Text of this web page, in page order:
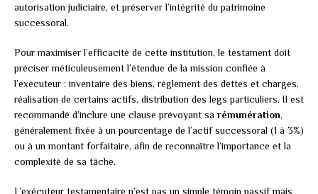
autorisation judiciaire, et préserver l’intégrité du patrimoine
successoral.
Pour maximiser l’efficacité de cette institution, le testament doit
préciser méticuleusement l’étendue de la mission confiée à
l’exécuteur : inventaire des biens, règlement des dettes et charges,
réalisation de certains actifs, distribution des legs particuliers. Il est
recommandé d’inclure une clause prévoyant sa rémunération,
généralement fixée à un pourcentage de l’actif successoral (1 à 3%)
ou à un montant forfaitaire, afin de reconnaître l’importance et la
complexité de sa tâche.
L’exécuteur testamentaire n’est pas un simple témoin passif mais